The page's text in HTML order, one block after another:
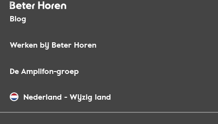
Blog
Werken bij Beter Horen
De Amplifon-groep
Nederland - Wijzig land